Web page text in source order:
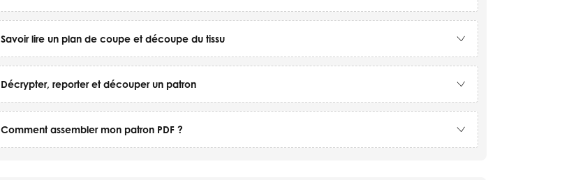
Savoir lire un plan de coupe et découpe du tissu
Décrypter, reporter et découper un patron
Comment assembler mon patron PDF ?